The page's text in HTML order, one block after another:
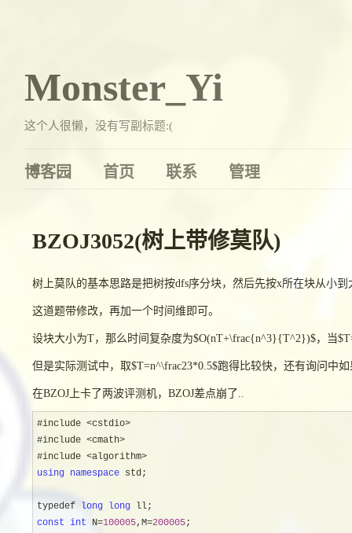
Monster_Yi
这个人很懒，没有写副标题:(
博客园 首页 联系 管理
BZOJ3052(树上带修莫队)
树上莫队的基本思路是把树按dfs序分块，然后先按x所在块从小
这道题带修改，再加一个时间维即可。
设块大小为T，那么时间复杂度为$O(nT+\frac{n^3}{T^2})$，当
但是实际测试中，取$T=n^\frac23*0.5$跑得比较快，还有询问中
在BZOJ上卡了两波评测机，BZOJ差点崩了..
#include <cstdio>
#include <cmath>
#include
using namespace std;
typedef long long
const int N=100005,M=200005